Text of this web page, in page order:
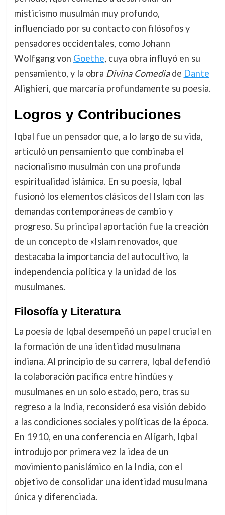
misticismo musulmán muy profundo,
influenciado por su contacto con filósofos y
pensadores occidentales, como Johann
Wolfgang von Goethe, cuya obra influyó en su
pensamiento, y la obra Divina Comediade Dante
Alighieri, que marcaría profundamente su poesía.
Logros y Contribuciones
Iqbal fue un pensador que, a lo largo de su vida,
articuló un pensamiento que combinaba el
nacionalismo musulmán con una profunda
espiritualidad islámica. En su poesía, Iqbal
fusionó los elementos clásicos del Islam con las
demandas contemporáneas de cambio y
progreso. Su principal aportación fue la creación
de un concepto de «Islam renovado», que
destacaba la importancia del autocultivo, la
independencia política y la unidad de los
musulmanes.
Filosofía y Literatura
La poesía de Iqbal desempeñó un papel crucial en
la formación de una identidad musulmana
indiana. Al principio de su carrera, Iqbal defendió
la colaboración pacífica entre hindúes y
musulmanes en un solo estado, pero, tras su
regreso a la India, reconsideró esa visión debido
a las condiciones sociales y políticas de la época.
En 1910, en una conferencia en Alígarh, Iqbal
introdujo por primera vez la idea de un
movimiento panislámico en la India, con el
objetivo de consolidar una identidad musulmana
única y diferenciada.